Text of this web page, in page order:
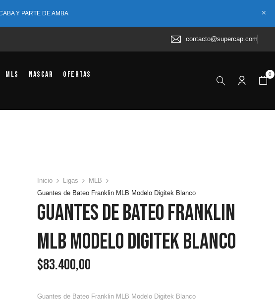
Y PARTE DE AMBA
contacto@supercap.com
MLS NASCAR
Ofertas
0
Inicio Ligas
MLB
Guantes de Bateo Franklin MLB Modelo Digitek Blanco
Guantes De Bateo Franklin
MLB Modelo Digitek Blanco
$83.400,00
Guantes de Bateo Franklin MLB Modelo Digitek Blanco